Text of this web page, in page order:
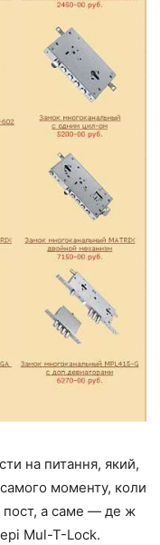
на питання, який,
моменту, коли
пост, а саме — де ж
Mul-T-Lock.